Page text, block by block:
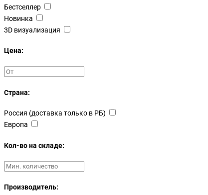
Бестселлер
Новинка
3D визуализация
Цена:
Страна:
Россия (доставка только в РБ)
Европа
Кол-во на складе:
Производитель: